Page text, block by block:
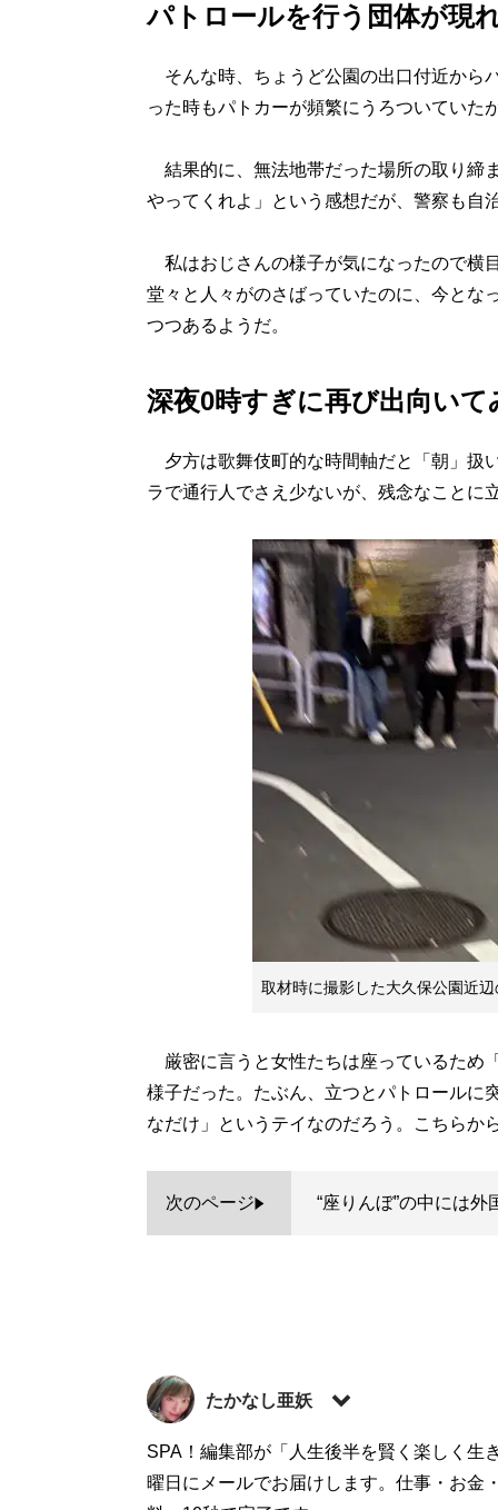
パトロールを行う団体が現
そんな時、ちょうど公園の出口付近から
った時もパトカーが頻繁にうろついていた
結果的に、無法地帯だった場所の取り締
やってくれよ」という感想だが、警察も自
私はおじさんの様子が気になったので横
堂々と人々がのさばっていたのに、今とな
つつあるようだ。
深夜0時すぎに再び出向い
夕方は歌舞伎町的な時間軸だと「朝」扱
ラで通行人でさえ少ないが、残念なことに
取材時に撮影した大久保公園近辺
厳密に言うと女性たちは座っているため
様子だった。たぶん、立つとパトロールに
なだけ」というテイなのだろう。こちら
次のページ “座りんぼ”の中には外
たかなし亜妖
元セクシー女優のフリーライター。2016
シナリオライターを経て、フリーランスへ
SPA！編集部が「人生後半を賢く楽しく生
曜日にメールでお届けします。仕事・お